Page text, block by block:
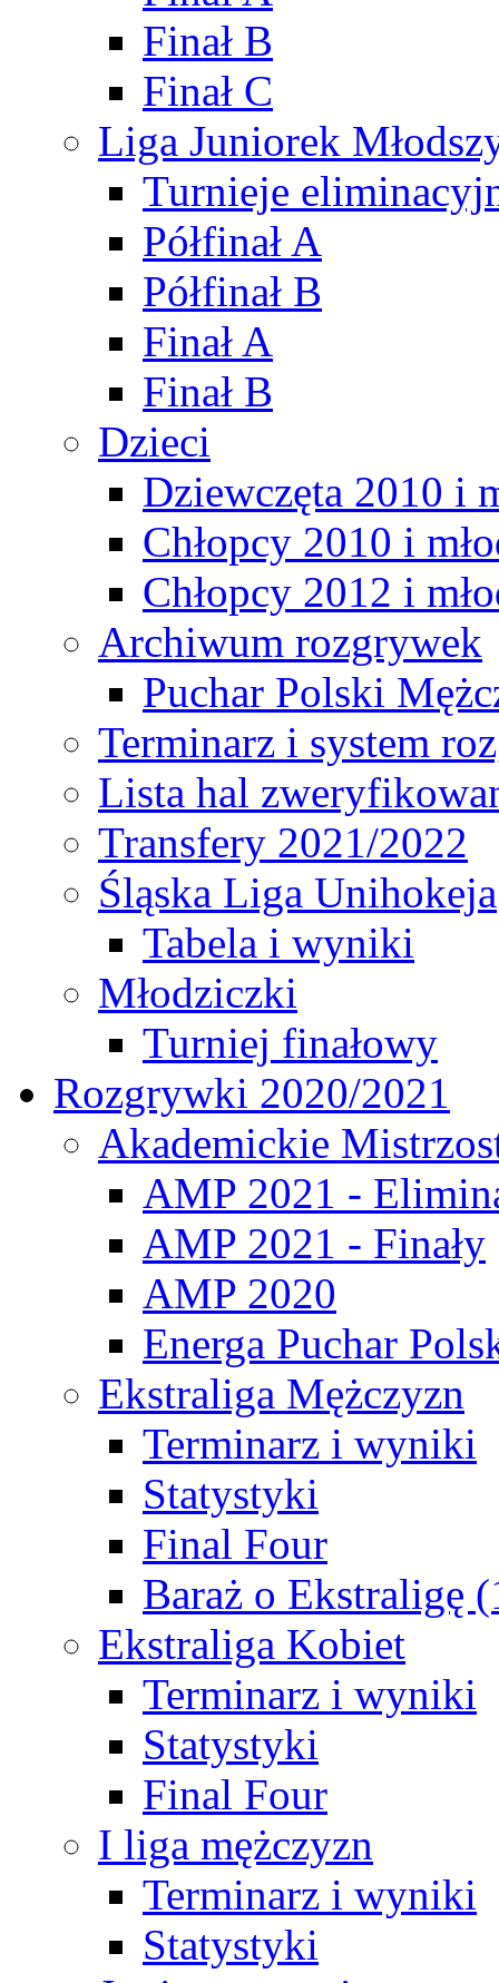
Finał B
Finał C
Liga Juniorek
Turnieje
Półfinał A
Półfinał B
Finał A
Finał B
Dzieci
Dziewczęta 2010 i
Chłopcy 2010 i
Chłopcy 2012 i
Archiwum rozgrywek
Puchar Polski
Terminarz i system
Lista hal
Transfery 2021/2022
Śląska Liga Unihokeja
Tabela i wyniki
Młodziczki
Turniej finałowy
Rozgrywki 2020/2021
Akademickie
AMP 2021 -
AMP 2021 - Finały
AMP 2020
Energa Puchar
Ekstraliga Mężczyzn
Terminarz i wyniki
Statystyki
Final Four
Baraż o Ekstraligę
Ekstraliga Kobiet
Terminarz i wyniki
Statystyki
Final Four
I liga mężczyzn
Terminarz i wyniki
Statystyki